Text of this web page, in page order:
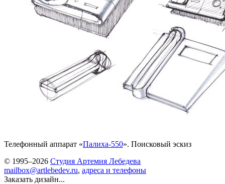
Телефонный аппарат «Палиха-550». Поисковый эскиз
© 1995–2026 Студия Артемия Лебедева
mailbox@artlebedev.ru, адреса и телефоны
Заказать дизайн...